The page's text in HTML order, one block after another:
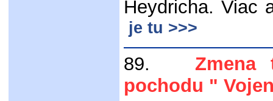
Heydricha. Viac
je tu >>>
89.
Zmena
pochodu "